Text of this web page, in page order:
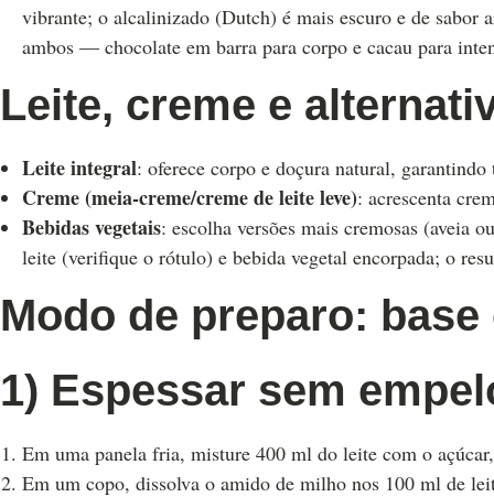
vibrante; o alcalinizado (Dutch) é mais escuro e de
ambos — chocolate em barra para corpo e cacau para
Leite, creme e
Leite integral: oferece corpo e doçura natural, garantindo
Creme (meia-creme/creme de leite leve): acrescenta
Bebidas vegetais: escolha versões mais cremosas (aveia
leite (verifique o rótulo) e bebida vegetal encorpada; o
Modo de preparo:
1) Espessar sem
Em uma panela fria, misture 400 ml do leite com o
Em um copo, dissolva o amido de milho nos 100 ml de